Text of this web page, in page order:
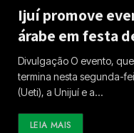
Ijuí promove
árabe em festa
Divulgação O evento,
termina nesta segunda-
(Ueti), a Unijuí e a…
LEIA MAIS